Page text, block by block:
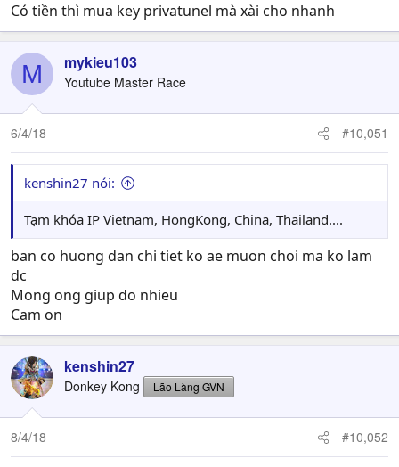
Có tiền thì mua key privatunel mà xài cho nhanh
M mykieu103
Youtube Master Race
6/4/18 #10,051
kenshin27 nói:
Tạm khóa IP Vietnam, HongKong, China, Thailand....
ban co huong dan chi tiet ko ae muon choi ma ko lam
dc
Mong ong giup do nhieu
Cam on
kenshin27
Donkey Kong Lão Làng GVN
8/4/18 #10,052